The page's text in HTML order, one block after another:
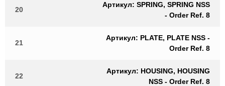
20
Артикул: SPRING, SPRING NSS
- Order Ref. 8
21
Артикул: PLATE, PLATE NSS -
Order Ref. 8
22
Артикул: HOUSING, HOUSING
NSS - Order Ref. 8